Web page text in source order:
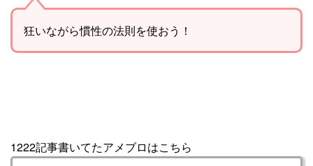
狂いながら慣性の法則を使おう！
1222記事書いてたアメブロはこちら